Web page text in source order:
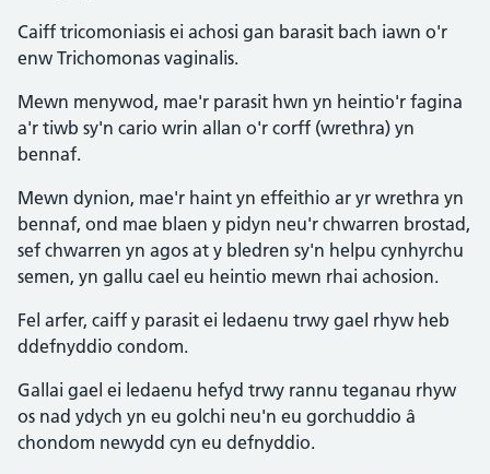
Caiff tricomoniasis ei achosi gan barasit bach iawn o'r
enw Trichomonas vaginalis.
Mewn menywod, mae'r parasit hwn yn heintio'r fagina
a'r tiwb sy'n cario wrin allan o'r corff (wrethra) yn
bennaf.
Mewn dynion, mae'r haint yn effeithio ar yr wrethra yn
bennaf, ond mae blaen y pidyn neu'r chwarren brostad,
sef chwarren yn agos at y bledren sy'n helpu cynhyrchu
semen, yn gallu cael eu heintio mewn rhai achosion.
Fel arfer, caiff y parasit ei ledaenu trwy gael rhyw heb
ddefnyddio condom.
Gallai gael ei ledaenu hefyd trwy rannu teganau rhyw
os nad ydych yn eu golchi neu'n eu gorchuddio â
chondom newydd cyn eu defnyddio.